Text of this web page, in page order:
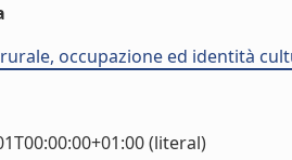
occupazione ed identità
(literal)